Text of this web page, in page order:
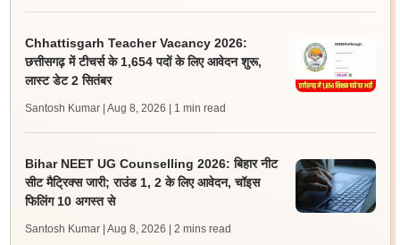
Chhattisgarh Teacher Vacancy 2026:
छत्तीसगढ़ में टीचर्स के 1,654 पदों के लिए आवेदन शुरू,
लास्ट डेट 2 सितंबर
Santosh Kumar | Aug 8, 2026 | 1 min read
Bihar NEET UG Counselling 2026: बिहार नीट
सीट मैट्रिक्स जारी; राउंड 1, 2 के लिए आवेदन, चॉइस
फिलिंग 10 अगस्त से
Santosh Kumar | Aug 8, 2026 | 2 mins read